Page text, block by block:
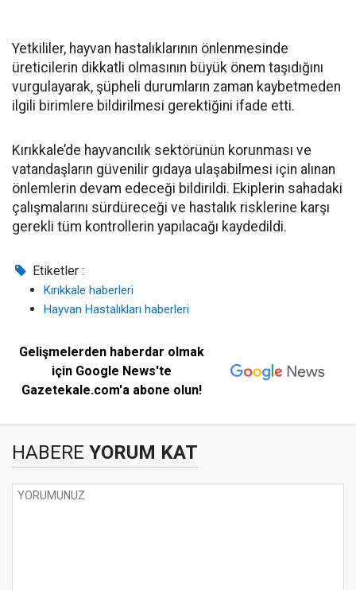
Yetkililer, hayvan hastalıklarının önlenmesinde
üreticilerin dikkatli olmasının büyük önem taşıdığını
vurgulayarak, şüpheli durumların zaman kaybetmeden
ilgili birimlere bildirilmesi gerektiğini ifade etti.
Kırıkkale’de hayvancılık sektörünün korunması ve
vatandaşların güvenilir gıdaya ulaşabilmesi için alınan
önlemlerin devam edeceği bildirildi. Ekiplerin sahadaki
çalışmalarını sürdüreceği ve hastalık risklerine karşı
gerekli tüm kontrollerin yapılacağı kaydedildi.
Etiketler :
Kırıkkale haberleri
Hayvan Hastalıkları haberleri
Gelişmelerden haberdar olmak
için Google News'te
Gazetekale.com'a abone olun!
HABERE YORUM KAT